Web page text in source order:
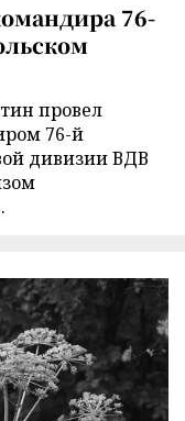
76-
провел
76-й
дивизии ВДВ